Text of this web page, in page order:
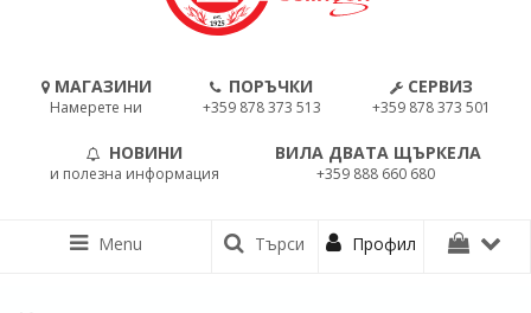
МАГАЗИНИ
Намерете ни
ПОРЪЧКИ
+359 878 373 513
СЕРВИЗ
+359 878 373 501
НОВИНИ
и полезна информация
ВИЛА ДВАТА ЩЪРКЕЛА
+359 888 660 680
Menu Търси Профил